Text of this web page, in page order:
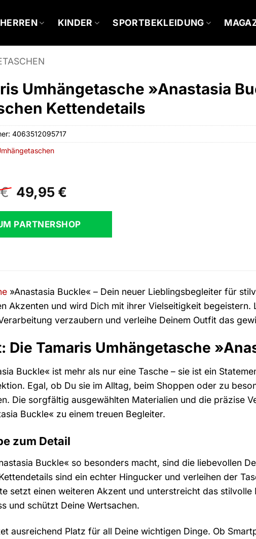
HERREN KINDER SPORTBEKLEIDUNG
Umhängetasche »Anastasia
Kettendetails
€ Ursprünglicher
Preis
war:
49,95 €
49,95 €Aktueller
ist:
49,95 €.
PARTNERSHOP
4063512095717
»Anastasia Buckle« – Dein neuer Lieblingsbegleiter für
Akzenten und wird Dich mit ihrer Vielseitigkeit begeistern.
verzaubern und verleihe Deinem Outfit das
Tamaris Umhängetasche
Buckle« ist mehr als nur eine Tasche – sie ist ein
Egal, ob Du sie im Alltag, beim Shoppen oder zu
Die sorgfältig ausgewählten Materialien und die präzise
Buckle« zu einem treuen Begleiter.
zum Detail
Buckle« so besonders macht, sind die liebevollen
sind ein echter Hingucker und verleihen der
setzt einen weiteren Akzent und unterstreicht das
und schützt Deine Wertsachen.
ausreichend Platz für all Deine wichtigen Dinge. Ob